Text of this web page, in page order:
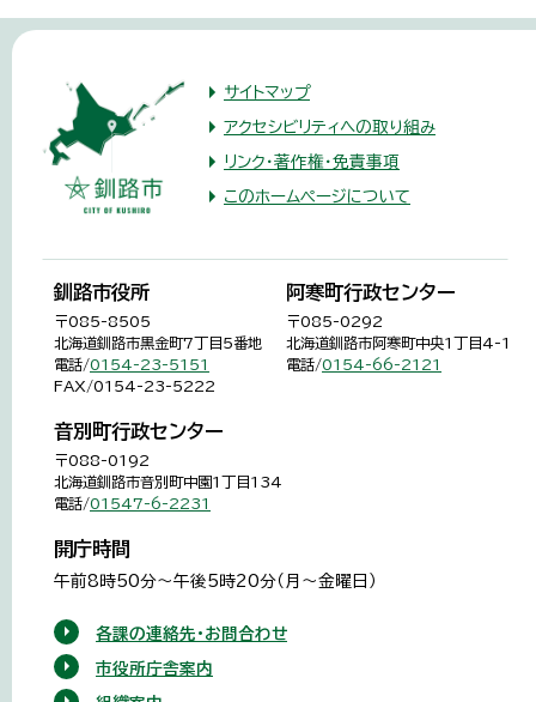
サイトマップ
アクセシビリティへの取り組み
リンク・著作権・免責事項
このホームページについて
釧路市役所
〒085-8505
北海道釧路市黒金町7丁目5番地
電話/0154-23-5151
FAX/0154-23-5222
阿寒町行政センター
〒085-0292
北海道釧路市阿寒町中央1丁目4-1
電話/0154-66-2121
音別町行政センター
〒088-0192
北海道釧路市音別町中園1丁目134
電話/01547-6-2231
開庁時間
午前8時50分～午後5時20分（月～金曜日）
各課の連絡先・お問合わせ
市役所庁舎案内